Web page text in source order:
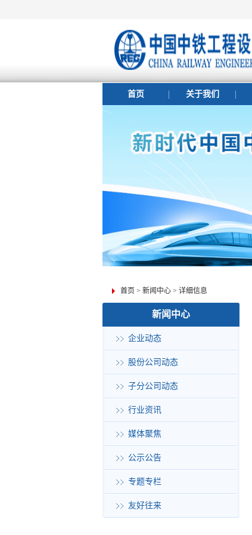
首页 关于我们
首页 > 新闻中心 > 详细信息
新闻中心
企业动态
股份公司动态
子分公司动态
行业资讯
媒体聚焦
公示公告
专题专栏
友好往来